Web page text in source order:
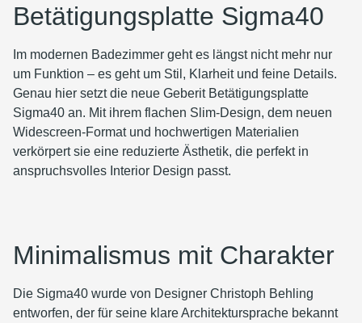
Betätigungsplatte Sigma40
Im modernen Badezimmer geht es längst nicht mehr nur
um Funktion – es geht um Stil, Klarheit und feine Details.
Genau hier setzt die neue Geberit Betätigungsplatte
Sigma40 an. Mit ihrem flachen Slim-Design, dem neuen
Widescreen-Format und hochwertigen Materialien
verkörpert sie eine reduzierte Ästhetik, die perfekt in
anspruchsvolles Interior Design passt.
Minimalismus mit Charakter
Die Sigma40 wurde von Designer Christoph Behling
entworfen, der für seine klare Architektursprache bekannt